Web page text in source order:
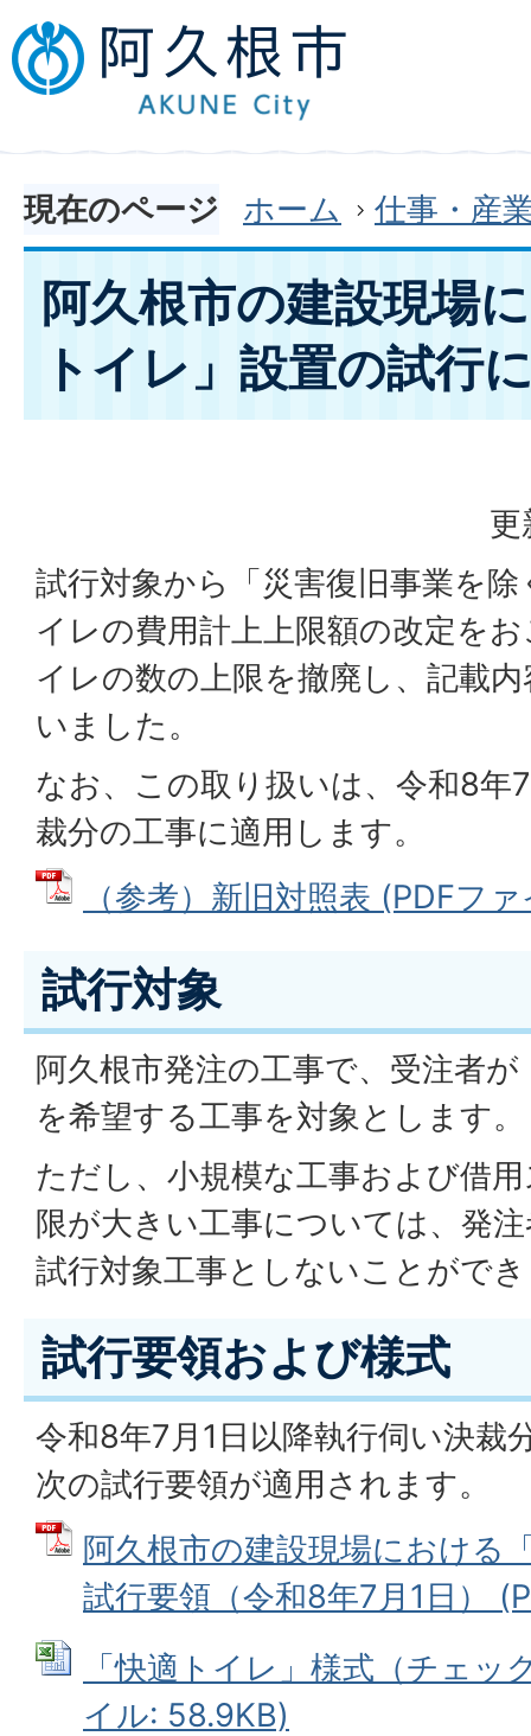
現在のページ ホーム 仕事・産
阿久根市の建設現場
トイレ」設置の試行
更
試行対象から「災害復旧事業を
イレの費用計上上限額の改定を
イレの数の上限を撤廃し、記載
いました。
なお、この取り扱いは、令和8年
裁分の工事に適用します。
（参考）新旧対照表 (PDFフ
試行対象
阿久根市発注の工事で、受注者
を希望する工事を対象とします。
ただし、小規模な工事および借
限が大きい工事については、発
試行対象工事としないことがで
試行要領および様式
令和8年7月1日以降執行伺い決裁
次の試行要領が適用されます。
阿久根市の建設現場における
試行要領（令和8年7月1日）
「快適トイレ」様式（チェッ
イル: 58.9KB)